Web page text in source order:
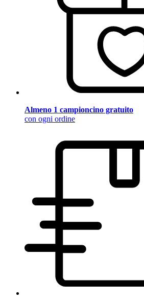
Almeno 1 campioncino gratuito
con ogni ordine